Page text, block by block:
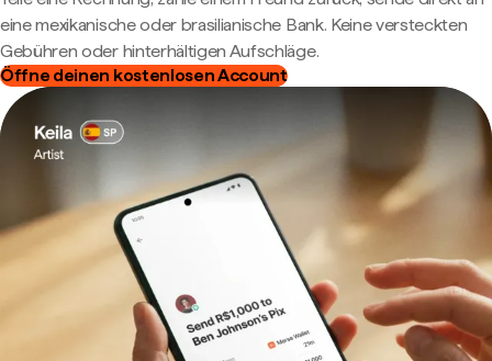
eine mexikanische oder brasilianische Bank. Keine versteckten
Gebühren oder hinterhältigen Aufschläge.
Öffne deinen kostenlosen Account